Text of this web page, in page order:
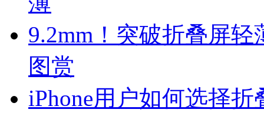
9.2mm！突破折叠屏
图赏
iPhone用户如何选择